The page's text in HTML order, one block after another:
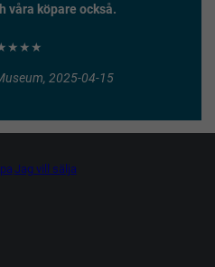
våra köpare också.
2025-04-15
Jag vill sälja